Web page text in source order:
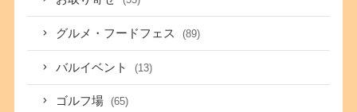
グルメ・フードフェス (89)
バルイベント (13)
ゴルフ場 (65)